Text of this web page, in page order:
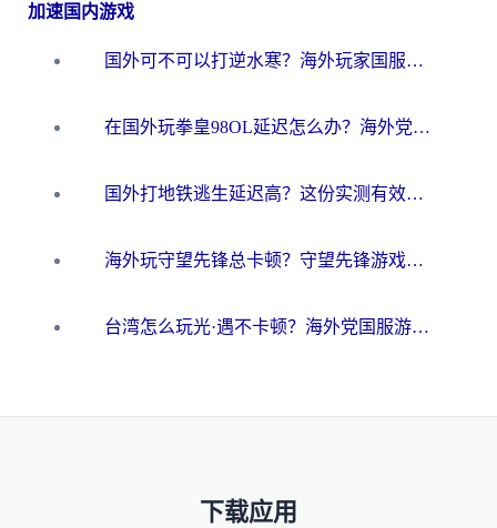
加速国内游戏
国外可不可以打逆水寒？海外玩家国服畅玩终极指南（附漫威荒野乱斗加速方案）
在国外玩拳皇98OL延迟怎么办？海外党亲测有效的低延迟指南
国外打地铁逃生延迟高？这份实测有效的低延迟指南帮你吃鸡
海外玩守望先锋总卡顿？守望先锋游戏加速器在哪里买&避坑指南（附欧洲非洲游戏实测）
台湾怎么玩光·遇不卡顿？海外党国服游戏加速终极攻略（附实测体验）
下载应用